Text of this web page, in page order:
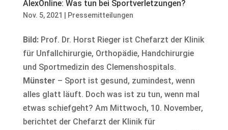
AlexOnline: Was tun bei Sportverletzungen?
Nov. 5, 2021 Pressemitteilungen
Bild:Prof. Dr. Horst Rieger ist Chefarzt der Klinik
für Unfallchirurgie, Orthopädie, Handchirurgie
und Sportmedizin des Clemenshospitals.
Münster – Sport ist gesund, zumindest, wenn
alles glatt läuft. Doch was ist zu tun, wenn mal
etwas schiefgeht? Am Mittwoch, 10. November,
berichtet der Chefarzt der Klinik für